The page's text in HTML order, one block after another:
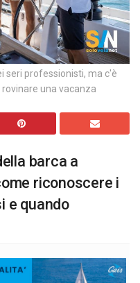
seri professionisti, ma c'è
una vacanza
barca a
riconoscere i
e quando